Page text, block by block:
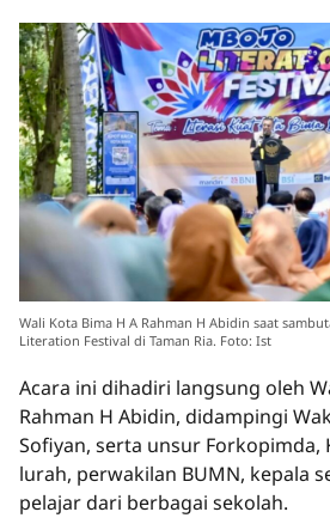
Wali Kota Bima H A Rahman H Abidin saat
Literation Festival di Taman Ria. Foto: Ist
Acara ini dihadiri langsung oleh
Rahman H Abidin, didampingi
Sofiyan, serta unsur Forkopimda,
lurah, perwakilan BUMN, kepala
pelajar dari berbagai sekolah.